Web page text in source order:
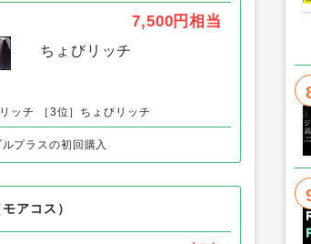
の人気案件
7,500円
ちょびリッチ